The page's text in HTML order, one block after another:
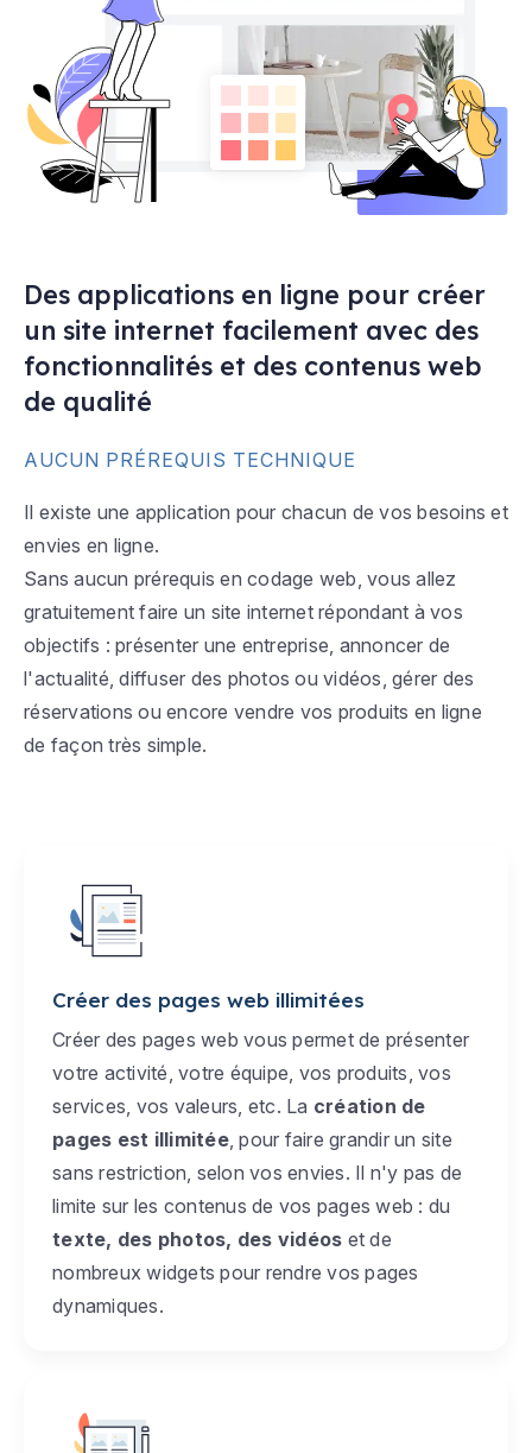
Des applications en ligne pour créer
un site internet facilement avec des
fonctionnalités et des contenus web
de qualité
AUCUN PRÉREQUIS TECHNIQUE
Il existe une application pour chacun de vos besoins et
envies en ligne.
Sans aucun prérequis en codage web, vous allez
gratuitement faire un site internet répondant à vos
objectifs : présenter une entreprise, annoncer de
l'actualité, diffuser des photos ou vidéos, gérer des
réservations ou encore vendre vos produits en ligne
de façon très simple.
Créer des pages web illimitées
Créer des pages web vous permet de présenter
votre activité, votre équipe, vos produits, vos
services, vos valeurs, etc. La création de
pages est illimitée, pour faire grandir un site
sans restriction, selon vos envies. Il n'y pas de
limite sur les contenus de vos pages web : du
texte, des photos, des vidéos et de
nombreux widgets pour rendre vos pages
dynamiques.